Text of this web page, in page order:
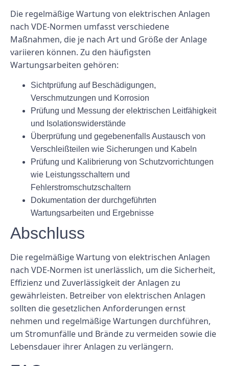
Die regelmäßige Wartung von elektrischen Anlagen
nach VDE-Normen umfasst verschiedene
Maßnahmen, die je nach Art und Größe der Anlage
variieren können. Zu den häufigsten
Wartungsarbeiten gehören:
Sichtprüfung auf Beschädigungen,
Verschmutzungen und Korrosion
Prüfung und Messung der elektrischen Leitfähigkeit
und Isolationswiderstände
Überprüfung und gegebenenfalls Austausch von
Verschleißteilen wie Sicherungen und Kabeln
Prüfung und Kalibrierung von Schutzvorrichtungen
wie Leistungsschaltern und
Fehlerstromschutzschaltern
Dokumentation der durchgeführten
Wartungsarbeiten und Ergebnisse
Abschluss
Die regelmäßige Wartung von elektrischen Anlagen
nach VDE-Normen ist unerlässlich, um die Sicherheit,
Effizienz und Zuverlässigkeit der Anlagen zu
gewährleisten. Betreiber von elektrischen Anlagen
sollten die gesetzlichen Anforderungen ernst
nehmen und regelmäßige Wartungen durchführen,
um Stromunfälle und Brände zu vermeiden sowie die
Lebensdauer ihrer Anlagen zu verlängern.